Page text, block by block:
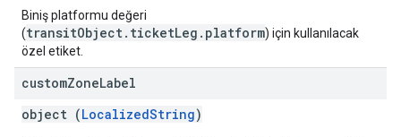
Biniş platformu değeri
(transitObject.ticketLeg.platform) için kullanılacak
özel etiket.
customZoneLabel
object (LocalizedString)